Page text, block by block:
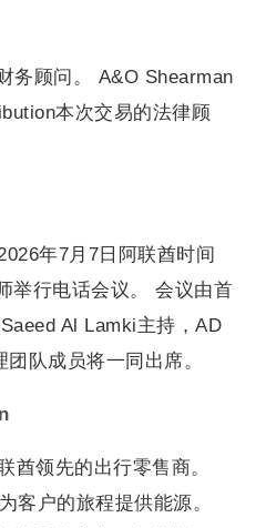
务顾问。 A&O Shearman
本次交易的法律顾
年7月7日阿联酋时间
举行电话会议。 会议由首
Al Lamki主持，AD
队成员将一同出席。
酋领先的出行零售商。
客户的旅程提供能源。